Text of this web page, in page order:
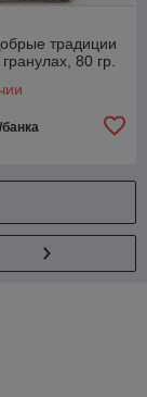
традиции
80 гр.
банка